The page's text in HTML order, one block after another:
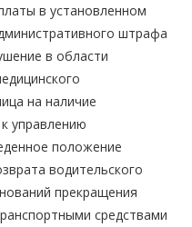
в установленном
штрафа
в области
на наличие
управлению
положение
водительского
прекращения
средствами